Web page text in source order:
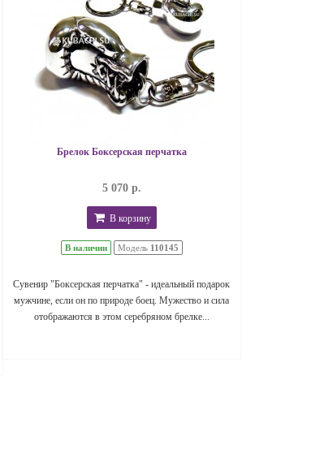
Брелок Боксерская перчатка
5 070 р.
В корзину
В наличии Модель 110145
Сувенир "Боксерская перчатка" - идеальный подарок
мужчине, если он по природе боец. Мужество и сила
отображаются в этом серебряном брелке...